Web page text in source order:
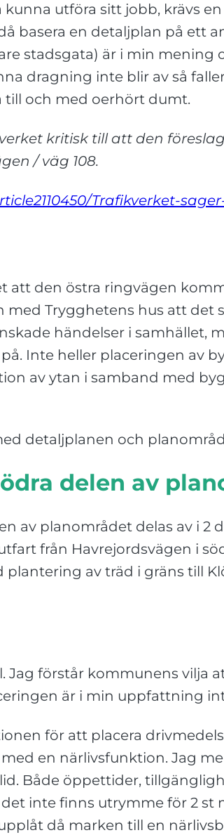
utföra sitt jobb, krävs
basera en detaljplan på ett
stadsgata) är i min mening
dragning inte blir av så
till och med oerhört dumt.
kritisk till att den
/ väg 108.
Trafikverket-
att den östra ringvägen
Trygghetens hus att det
händelser i samhället,
Inte heller placeringen av
av ytan i samband med
detaljplanen och
delen av
av planområdet delas av i 2
från Havrejordsvägen i
av träd i gräns till
Jag förstår kommunens vilja
är i min uppfattning
för att placera
en närlivsfunktion. Jag
Både öppettider,
inte finns utrymme för 2 st
då marken till en